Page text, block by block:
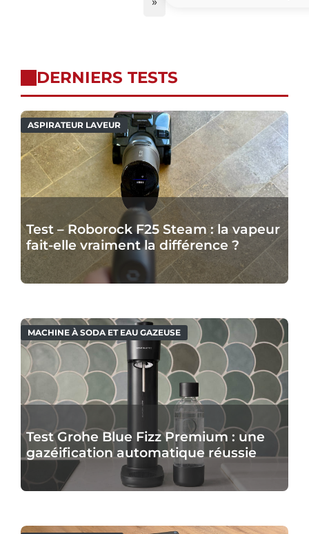
DERNIERS TESTS
ASPIRATEUR LAVEUR
Test – Roborock F25 Steam : la vapeur
fait-elle vraiment la différence ?
MACHINE À SODA ET EAU GAZEUSE
Test Grohe Blue Fizz Premium : une
gazéification automatique réussie